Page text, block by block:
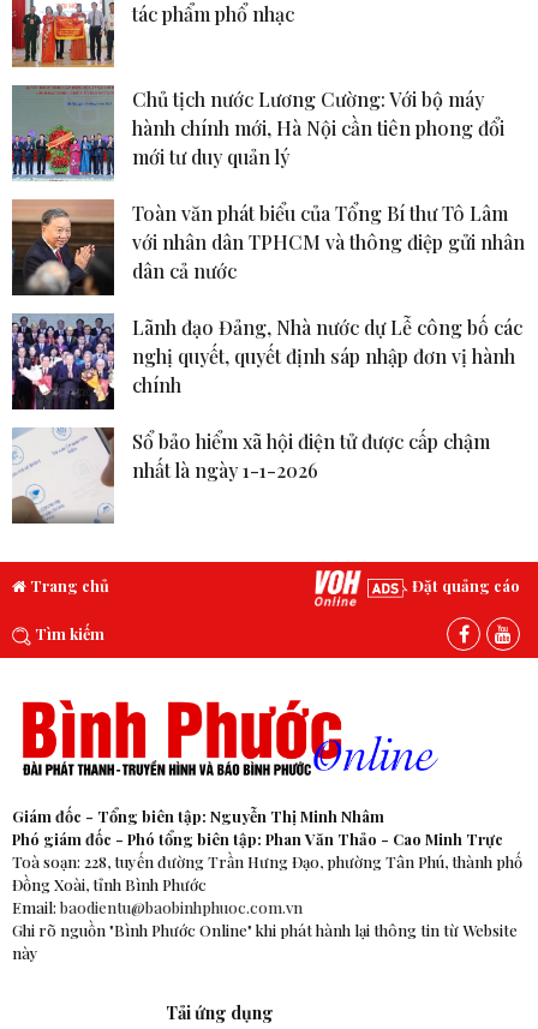
tác phẩm phổ nhạc
Chủ tịch nước Lương Cường: Với bộ máy
hành chính mới, Hà Nội cần tiên phong đổi
mới tư duy quản lý
Toàn văn phát biểu của Tổng Bí thư Tô Lâm
với nhân dân TPHCM và thông điệp gửi nhân
dân cả nước
Lãnh đạo Đảng, Nhà nước dự Lễ công bố các
nghị quyết, quyết định sáp nhập đơn vị hành
chính
Sổ bảo hiểm xã hội điện tử được cấp chậm
nhất là ngày 1-1-2026
Trang chủ Đặt quảng cáo
Tìm kiếm
Giám đốc - Tổng biên tập: Nguyễn Thị Minh Nhâm
Phó giám đốc - Phó tổng biên tập: Phan Văn Thảo - Cao Minh Trực
Toà soạn: 228, tuyến đường Trần Hưng Đạo, phường Tân Phú, thành phố
Đồng Xoài, tỉnh Bình Phước
Email: baodientu@baobinhphuoc.com.vn
Ghi rõ nguồn "Bình Phước Online" khi phát hành lại thông tin từ Website
này
Tải ứng dụng